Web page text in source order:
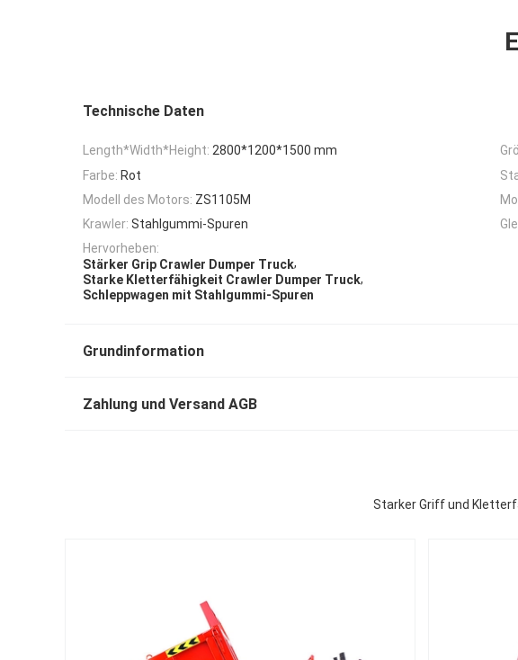
Technische Daten
Length*Width*Height: 2800*1200*1500 mm
Farbe: Rot
Modell des Motors: ZS1105M
Krawler: Stahlgummi-Spuren
Hervorheben:
Stärker Grip Crawler Dumper Truck,
Starke Kletterfähigkeit Crawler Dumper Truck,
Schleppwagen mit Stahlgummi-Spuren
Grundinformation
Zahlung und Versand AGB
Starker Griff und